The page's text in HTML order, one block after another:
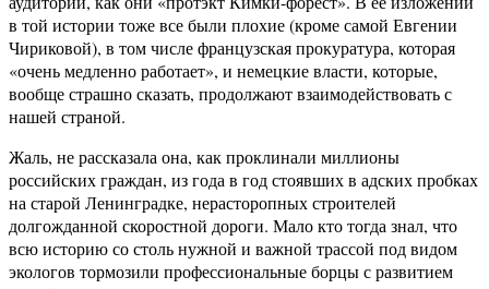
в той истории тоже все были плохие (кроме самой Евгении
Чириковой), в том числе французская прокуратура, которая
«очень медленно работает», и немецкие власти, которые,
вообще страшно сказать, продолжают взаимодействовать с
нашей страной.
Жаль, не рассказала она, как проклинали миллионы
российских граждан, из года в год стоявших в адских пробках
на старой Ленинградке, нерасторопных строителей
долгожданной скоростной дороги. Мало кто тогда знал, что
всю историю со столь нужной и важной трассой под видом
экологов тормозили профессиональные борцы с развитием